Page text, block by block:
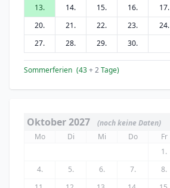
13.
14. 15. 16. 17.
20.
21. 22. 23. 24.
27.
28. 29. 30.
Sommerferien (43+ 2Tage)
Oktober 2027
(noch keine Daten)
Mo
Di Mi Do Fr
1.
4.
5. 6. 7. 8.